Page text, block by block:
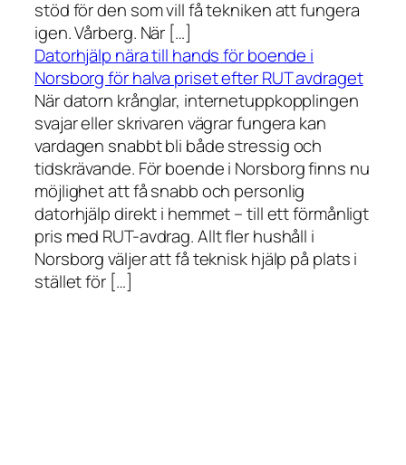
stöd för den som vill få tekniken att fungera
igen. Vårberg. När […]
Datorhjälp nära till hands för boende i
Norsborg för halva priset efter RUT avdraget
När datorn krånglar, internetuppkopplingen
svajar eller skrivaren vägrar fungera kan
vardagen snabbt bli både stressig och
tidskrävande. För boende i Norsborg finns nu
möjlighet att få snabb och personlig
datorhjälp direkt i hemmet – till ett förmånligt
pris med RUT-avdrag. Allt fler hushåll i
Norsborg väljer att få teknisk hjälp på plats i
stället för […]